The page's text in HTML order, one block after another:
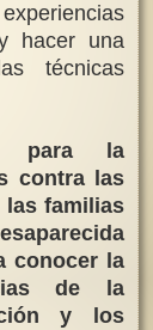
hacer una
técnicas
para la
contra las
las familias
conocer la
de la
y los